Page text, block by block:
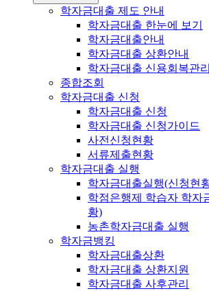
학자금대출 제도 안내
학자금대출 한눈에 보기
학자금대출안내
학자금대출 상환안내
학자금대출 신용회복관리
종합조회
학자금대출 신청
학자금대출 신청
학자금대출 신청가이드
사전신청현황
서류제출현황
학자금대출 실행
학자금대출실행(신청현
학점은행제 학습자 학자
황)
농촌학자금대출 실행
학자금뱅킹
학자금대출상환
학자금대출 상환지원
학자금대출 사후관리